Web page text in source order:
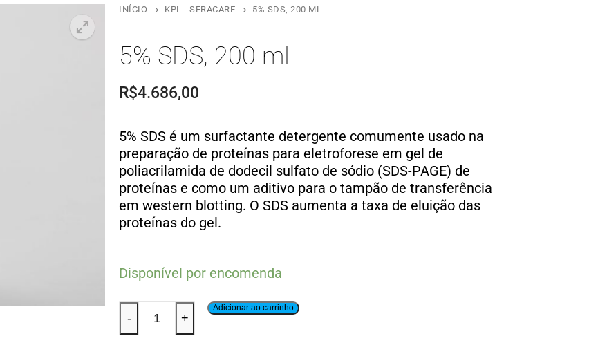
INÍCIO KPL - SERACARE 5% SDS, 200 ML
5% SDS, 200 mL
R$4.686,00
5% SDS é um surfactante detergente comumente usado na
preparação de proteínas para eletroforese em gel de
poliacrilamida de dodecil sulfato de sódio (SDS-PAGE) de
proteínas e como um aditivo para o tampão de transferência
em western blotting. O SDS aumenta a taxa de eluição das
proteínas do gel.
Disponível por encomenda
- +
Adicionar ao carrinho